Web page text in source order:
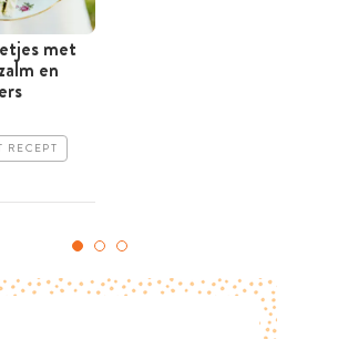
met
en
RECEPT